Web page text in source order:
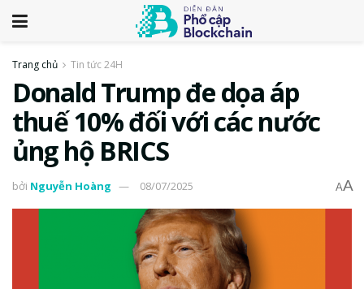
Trang chủ Tin tức 24H
Donald Trump đe dọa áp
thuế 10% đối với các nước
ủng hộ BRICS
bởi Nguyễn Hoàng 08/07/2025 AA